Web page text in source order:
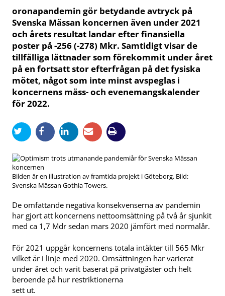
oronapandemin gör betydande avtryck på
Svenska Mässan koncernen även under 2021
och årets resultat landar efter finansiella
poster på -256 (-278) Mkr. Samtidigt visar de
tillfälliga lättnader som förekommit under året
på en fortsatt stor efterfrågan på det fysiska
mötet, något som inte minst avspeglas i
koncernens mäss- och evenemangskalender
för 2022.
Bilden är en illustration av framtida projekt i Göteborg. Bild:
Svenska Mässan Gothia Towers.
De omfattande negativa konsekvenserna av pandemin
har gjort att koncernens nettoomsättning på två år sjunkit
med ca 1,7 Mdr sedan mars 2020 jämfört med normalår.
För 2021 uppgår koncernens totala intäkter till 565 Mkr
vilket är i linje med 2020. Omsättningen har varierat
under året och varit baserat på privatgäster och helt
beroende på hur restriktionerna
sett ut.